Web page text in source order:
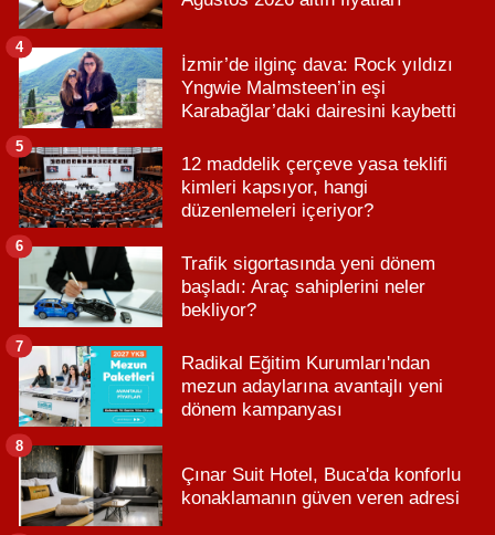
İzmir’de ilginç dava: Rock yıldızı
Yngwie Malmsteen’in eşi
Karabağlar’daki dairesini kaybetti
4
12 maddelik çerçeve yasa teklifi
kimleri kapsıyor, hangi
düzenlemeleri içeriyor?
5
Trafik sigortasında yeni dönem
başladı: Araç sahiplerini neler
bekliyor?
6
Radikal Eğitim Kurumları'ndan
mezun adaylarına avantajlı yeni
dönem kampanyası
7
Çınar Suit Hotel, Buca'da konforlu
konaklamanın güven veren adresi
8